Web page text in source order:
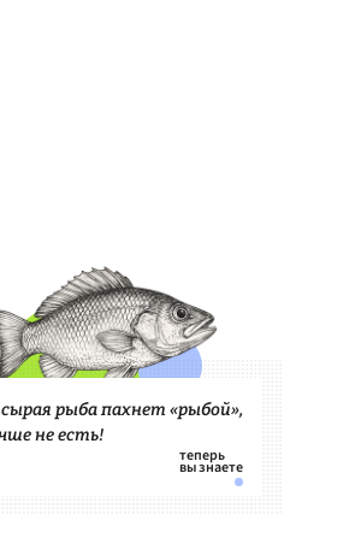
рыба пахнет «рыбой»,
не есть!